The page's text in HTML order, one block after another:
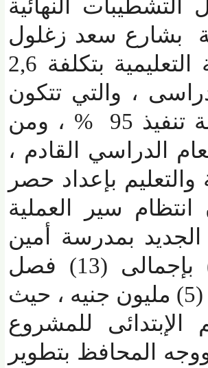
النهائية
بشارع سعد زغلول
بأشمون تنفيذ الهيئة العامة للأبنية التعليمية بتكلفة 2,6
(26) فصل دراسى ، والتي تتكون
من أرضى + 3 أدوار علوية وبنسبة تنفيذ 95 % ، ومن
الدراسي القادم ،
بإعداد حصر
سير العملية
بمدرسة أمين
الخولي الثانوية ( إحلال جزئي ) بإجمالى (13) فصل
دراسي جديد وبتكلفة ما يقرب من (5) مليون جنيه ، حيث
للمشروع
المحافظ بتطوير